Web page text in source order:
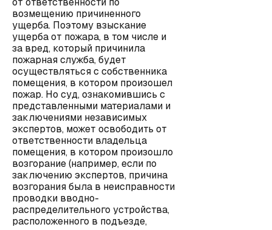
возмещению причиненного
ущерба. Поэтому взыскание
ущерба от пожара, в том числе и
за вред, который причинила
пожарная служба, будет
осуществляться с собственника
помещения, в котором произошел
пожар. Но суд, ознакомившись с
представленными материалами и
заключениями независимых
экспертов, может освободить от
ответственности владельца
помещения, в котором произошло
возгорание (например, если по
заключению экспертов, причина
возгорания была в неисправности
проводки вводно-
распределительного устройства,
расположенного в подъезде,